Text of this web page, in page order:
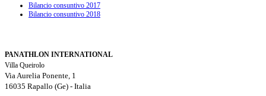
Bilancio consuntivo 2017
Bilancio consuntivo 2018
PANATHLON INTERNATIONAL
Villa Queirolo
Via Aurelia Ponente, 1
16035 Rapallo (Ge) - Italia